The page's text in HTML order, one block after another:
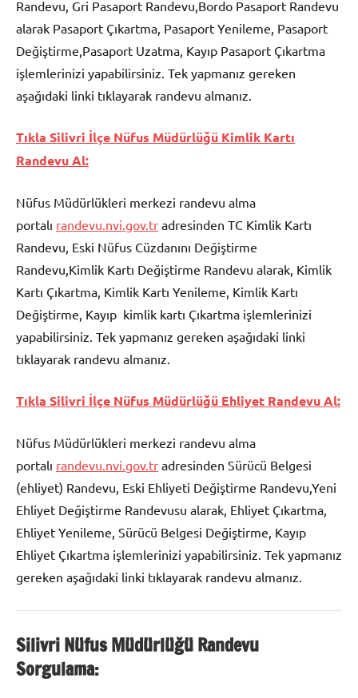
Randevu, Gri Pasaport Randevu,Bordo Pasaport Randevu
alarak Pasaport Çıkartma, Pasaport Yenileme, Pasaport
Değiştirme,Pasaport Uzatma, Kayıp Pasaport Çıkartma
işlemlerinizi yapabilirsiniz. Tek yapmanız gereken
aşağıdaki linki tıklayarak randevu almanız.
Tıkla Silivri İlçe Nüfus Müdürlüğü Kimlik Kartı
Randevu Al:
Nüfus Müdürlükleri merkezi randevu alma
portalı randevu.nvi.gov.tr adresinden TC Kimlik Kartı
Randevu, Eski Nüfus Cüzdanını Değiştirme
Randevu,Kimlik Kartı Değiştirme Randevu alarak, Kimlik
Kartı Çıkartma, Kimlik Kartı Yenileme, Kimlik Kartı
Değiştirme, Kayıp kimlik kartı Çıkartma işlemlerinizi
yapabilirsiniz. Tek yapmanız gereken aşağıdaki linki
tıklayarak randevu almanız.
Tıkla Silivri İlçe Nüfus Müdürlüğü Ehliyet Randevu Al:
Nüfus Müdürlükleri merkezi randevu alma
portalı randevu.nvi.gov.tr adresinden Sürücü Belgesi
(ehliyet) Randevu, Eski Ehliyeti Değiştirme Randevu,Yeni
Ehliyet Değiştirme Randevusu alarak, Ehliyet Çıkartma,
Ehliyet Yenileme, Sürücü Belgesi Değiştirme, Kayıp
Ehliyet Çıkartma işlemlerinizi yapabilirsiniz. Tek yapmanız
gereken aşağıdaki linki tıklayarak randevu almanız.
Silivri Nüfus Müdürlüğü Randevu
Sorgulama: